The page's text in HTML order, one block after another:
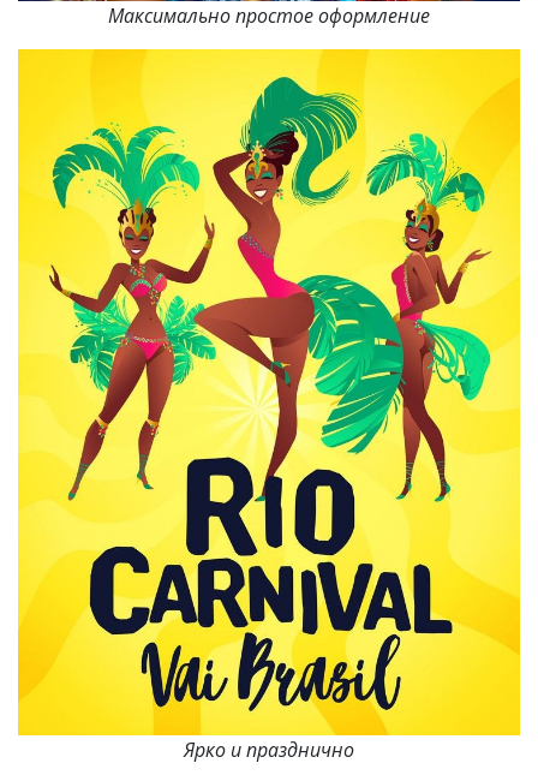
Максимально простое оформление
Ярко и празднично